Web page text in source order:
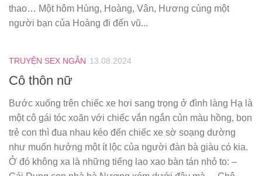
thao… Một hôm Hùng, Hoàng, Vân, Hương cùng một
người bạn của Hoàng đi đến vũ...
TRUYỆN SEX NGẮN 13.08.2024
Cô thôn nữ
Bước xuống trên chiếc xe hơi sang trọng ở đình làng Hạ là
một cô gái tóc xoăn với chiếc vắn ngắn củn màu hồng, bọn
trẻ con thì đua nhau kéo đến chiếc xe sờ soạng dường
như muốn hưởng một ít lộc của người đàn bà giàu có kia.
Ở đó không xa là những tiếng lao xao bàn tán nhỏ to: –